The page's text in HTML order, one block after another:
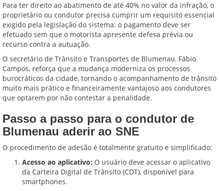
Para ter direito ao abatimento de até 40% no valor da infração, o
proprietário ou condutor precisa cumprir um requisito essencial
exigido pela legislação do sistema: o pagamento deve ser
efetuado sem que o motorista apresente defesa prévia ou
recurso contra a autuação.
O secretário de Trânsito e Transportes de Blumenau, Fábio
Campos, reforça que a mudança moderniza os processos
burocráticos da cidade, tornando o acompanhamento de trânsito
muito mais prático e financeiramente vantajoso aos condutores
que optarem por não contestar a penalidade.
Passo a passo para o condutor de
Blumenau aderir ao SNE
O procedimento de adesão é totalmente gratuito e simplificado:
Acesso ao aplicativo: O usuário deve acessar o aplicativo
da Carteira Digital de Trânsito (CDT), disponível para
smartphones.